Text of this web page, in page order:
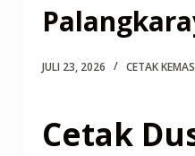
JULI 23, 2026 CETAK
Cetak